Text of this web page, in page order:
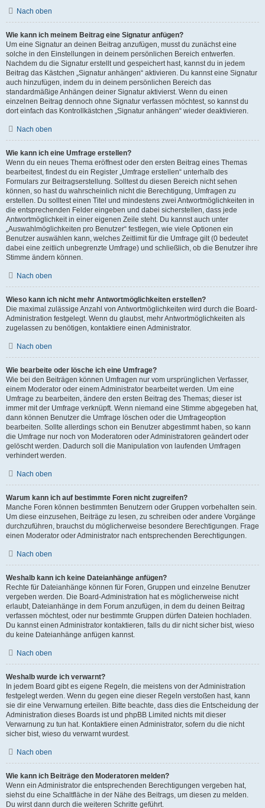
Nach oben
Wie kann ich meinem Beitrag eine Signatur anfügen?
Um eine Signatur an deinen Beitrag anzufügen, musst du zunächst eine
solche in den Einstellungen in deinem persönlichen Bereich entwerfen.
Nachdem du die Signatur erstellt und gespeichert hast, kannst du in jedem
Beitrag das Kästchen „Signatur anhängen“ aktivieren. Du kannst eine Signatur
auch hinzufügen, indem du in deinem persönlichen Bereich das
standardmäßige Anhängen deiner Signatur aktivierst. Wenn du einen
einzelnen Beitrag dennoch ohne Signatur verfassen möchtest, so kannst du
dort einfach das Kontrollkästchen „Signatur anhängen“ wieder deaktivieren.
Nach oben
Wie kann ich eine Umfrage erstellen?
Wenn du ein neues Thema eröffnest oder den ersten Beitrag eines Themas
bearbeitest, findest du ein Register „Umfrage erstellen“ unterhalb des
Formulars zur Beitragserstellung. Solltest du diesen Bereich nicht sehen
können, so hast du wahrscheinlich nicht die Berechtigung, Umfragen zu
erstellen. Du solltest einen Titel und mindestens zwei Antwortmöglichkeiten in
die entsprechenden Felder eingeben und dabei sicherstellen, dass jede
Antwortmöglichkeit in einer eigenen Zeile steht. Du kannst auch unter
„Auswahlmöglichkeiten pro Benutzer“ festlegen, wie viele Optionen ein
Benutzer auswählen kann, welches Zeitlimit für die Umfrage gilt (0 bedeutet
dabei eine zeitlich unbegrenzte Umfrage) und schließlich, ob die Benutzer ihre
Stimme ändern können.
Nach oben
Wieso kann ich nicht mehr Antwortmöglichkeiten erstellen?
Die maximal zulässige Anzahl von Antwortmöglichkeiten wird durch die Board-
Administration festgelegt. Wenn du glaubst, mehr Antwortmöglichkeiten als
zugelassen zu benötigen, kontaktiere einen Administrator.
Nach oben
Wie bearbeite oder lösche ich eine Umfrage?
Wie bei den Beiträgen können Umfragen nur vom ursprünglichen Verfasser,
einem Moderator oder einem Administrator bearbeitet werden. Um eine
Umfrage zu bearbeiten, ändere den ersten Beitrag des Themas; dieser ist
immer mit der Umfrage verknüpft. Wenn niemand eine Stimme abgegeben hat,
dann können Benutzer die Umfrage löschen oder die Umfrageoption
bearbeiten. Sollte allerdings schon ein Benutzer abgestimmt haben, so kann
die Umfrage nur noch von Moderatoren oder Administratoren geändert oder
gelöscht werden. Dadurch soll die Manipulation von laufenden Umfragen
verhindert werden.
Nach oben
Warum kann ich auf bestimmte Foren nicht zugreifen?
Manche Foren können bestimmten Benutzern oder Gruppen vorbehalten sein.
Um diese einzusehen, Beiträge zu lesen, zu schreiben oder andere Vorgänge
durchzuführen, brauchst du möglicherweise besondere Berechtigungen. Frage
einen Moderator oder Administrator nach entsprechenden Berechtigungen.
Nach oben
Weshalb kann ich keine Dateianhänge anfügen?
Rechte für Dateianhänge können für Foren, Gruppen und einzelne Benutzer
vergeben werden. Die Board-Administration hat es möglicherweise nicht
erlaubt, Dateianhänge in dem Forum anzufügen, in dem du deinen Beitrag
verfassen möchtest, oder nur bestimmte Gruppen dürfen Dateien hochladen.
Du kannst einen Administrator kontaktieren, falls du dir nicht sicher bist, wieso
du keine Dateianhänge anfügen kannst.
Nach oben
Weshalb wurde ich verwarnt?
In jedem Board gibt es eigene Regeln, die meistens von der Administration
festgelegt werden. Wenn du gegen eine dieser Regeln verstoßen hast, kann
sie dir eine Verwarnung erteilen. Bitte beachte, dass dies die Entscheidung der
Administration dieses Boards ist und phpBB Limited nichts mit dieser
Verwarnung zu tun hat. Kontaktiere einen Administrator, sofern du die nicht
sicher bist, wieso du verwarnt wurdest.
Nach oben
Wie kann ich Beiträge den Moderatoren melden?
Wenn ein Administrator die entsprechenden Berechtigungen vergeben hat,
siehst du eine Schaltfläche in der Nähe des Beitrags, um diesen zu melden.
Du wirst dann durch die weiteren Schritte geführt.